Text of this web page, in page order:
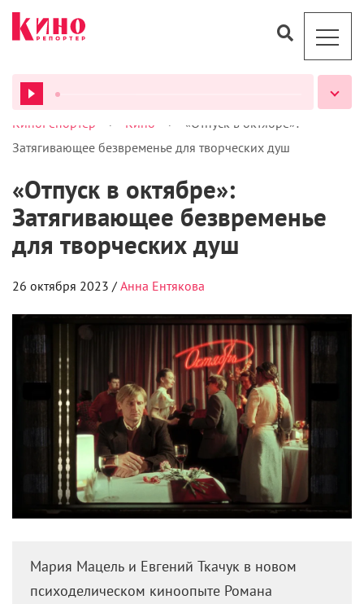
ВСЕ ПОДКАСТЫ
КиноРепортер > Кино >
«Отпуск в октябре»:
Затягивающее безвременье для творческих душ
«Отпуск в октябре»:
Затягивающее безвременье
для творческих душ
26 октября 2023 / Анна Ентякова
Мария Мацель и Евгений Ткачук в новом
психоделическом киноопыте Романа